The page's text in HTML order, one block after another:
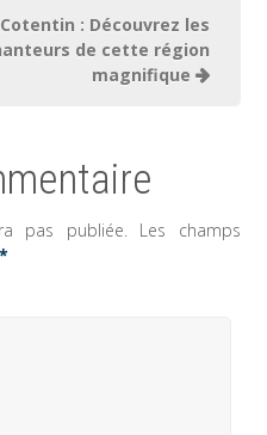
: Découvrez les
de cette région
magnifique
pas publiée. Les champs
*